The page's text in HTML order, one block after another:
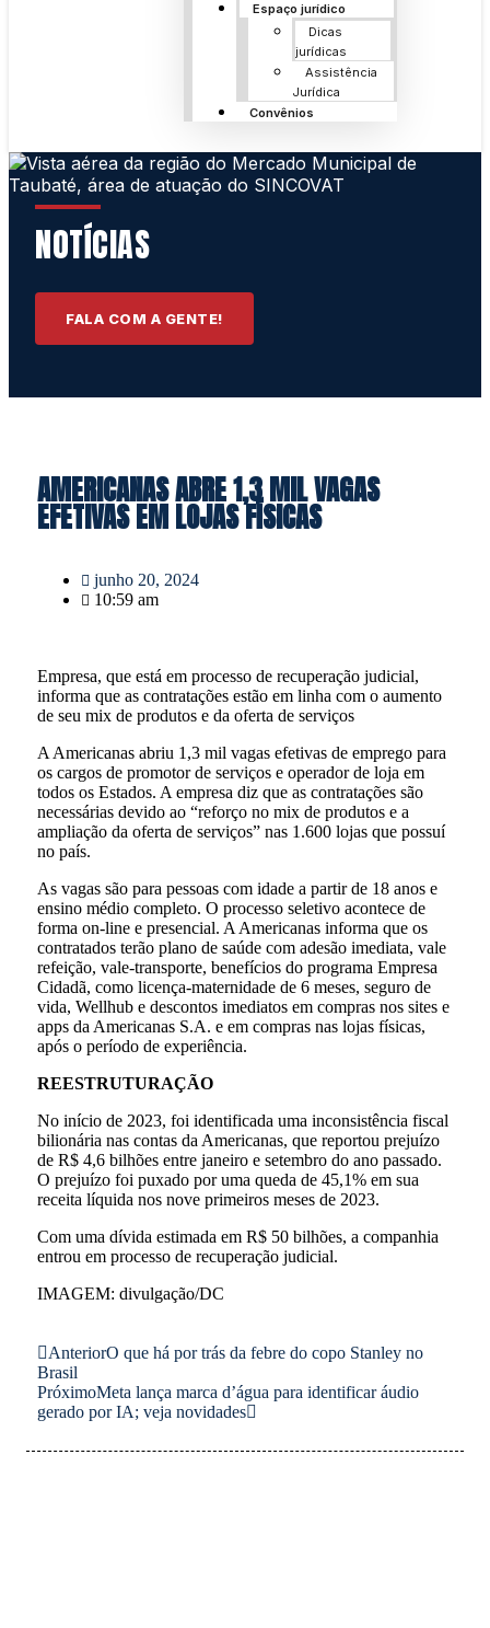
Espaço jurídico
Dicas
jurídicas
Assistência
Jurídica
Convênios
NOTÍCIAS
FALA COM A GENTE!
AMERICANAS ABRE 1,3 MIL VAGAS
EFETIVAS EM LOJAS FÍSICAS
junho 20, 2024
10:59 am
Empresa, que está em processo de recuperação judicial,
informa que as contratações estão em linha com o aumento
de seu mix de produtos e da oferta de serviços
A Americanas abriu 1,3 mil vagas efetivas de emprego para
os cargos de promotor de serviços e operador de loja em
todos os Estados. A empresa diz que as contratações são
necessárias devido ao “reforço no mix de produtos e a
ampliação da oferta de serviços” nas 1.600 lojas que possuí
no país.
As vagas são para pessoas com idade a partir de 18 anos e
ensino médio completo. O processo seletivo acontece de
forma on-line e presencial. A Americanas informa que os
contratados terão plano de saúde com adesão imediata, vale
refeição, vale-transporte, benefícios do programa Empresa
Cidadã, como licença-maternidade de 6 meses, seguro de
vida, Wellhub e descontos imediatos em compras nos sites e
apps da Americanas S.A. e em compras nas lojas físicas,
após o período de experiência.
REESTRUTURAÇÃO
No início de 2023, foi identificada uma inconsistência fiscal
bilionária nas contas da Americanas, que reportou prejuízo
de R$ 4,6 bilhões entre janeiro e setembro do ano passado.
O prejuízo foi puxado por uma queda de 45,1% em sua
receita líquida nos nove primeiros meses de 2023.
Com uma dívida estimada em R$ 50 bilhões, a companhia
entrou em processo de recuperação judicial.
IMAGEM: divulgação/DC
AnteriorO que há por trás da febre do copo Stanley no
Brasil
PróximoMeta lança marca d’água para identificar áudio
gerado por IA; veja novidades